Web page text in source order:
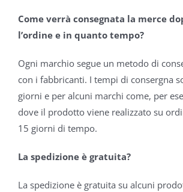
Come verrà consegnata la merce
l’ordine e in quanto tempo?
Ogni marchio segue un metodo di
con i fabbricanti. I tempi di consergna
giorni e per alcuni marchi come, per
dove il prodotto viene realizzato su
15 giorni di tempo.
La spedizione è gratuita?
La spedizione è gratuita su alcuni